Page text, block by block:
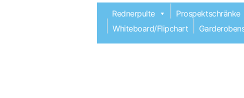
Rednerpulte Prospektschränke
Whiteboard/Flipchart